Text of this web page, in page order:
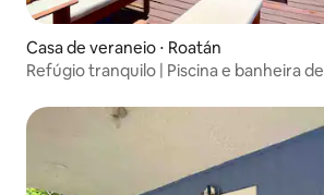
Casa de veraneio ⋅ Roatán
Refúgio tranquilo | Piscina e banheira